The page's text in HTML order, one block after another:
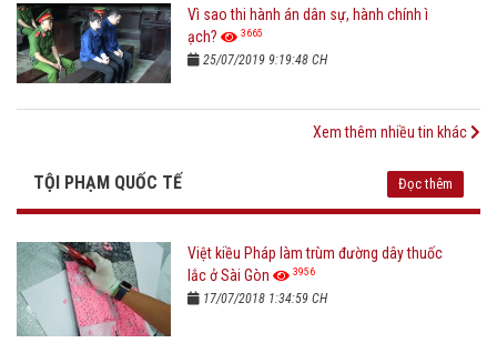
Vì sao thi hành án dân sự, hành chính ì
ạch?
3665
25/07/2019 9:19:48 CH
Xem thêm nhiều tin khác
TỘI PHẠM QUỐC TẾ Đọc thêm
Việt kiều Pháp làm trùm đường dây thuốc
lắc ở Sài Gòn
3956
17/07/2018 1:34:59 CH